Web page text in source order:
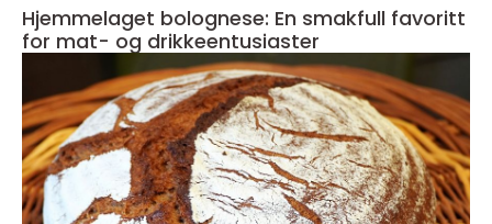
Hjemmelaget bolognese: En smakfull favoritt
for mat- og drikkeentusiaster